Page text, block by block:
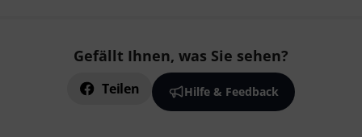
Gefällt Ihnen, was Sie sehen?
Teilen Hilfe & Feedback